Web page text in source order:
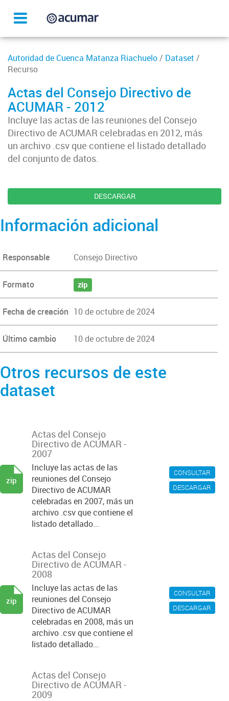
Autoridad de Cuenca Matanza Riachuelo/ Dataset /
Recurso
Actas del Consejo Directivo de
ACUMAR - 2012
Incluye las actas de las reuniones del Consejo
Directivo de ACUMAR celebradas en 2012, más
un archivo .csv que contiene el listado detallado
del conjunto de datos.
DESCARGAR
Información adicional
Responsable Consejo Directivo
Formato zip
Fecha de creación 10 de octubre de 2024
Último cambio 10 de octubre de 2024
Otros recursos de este
dataset
CONSULTAR
DESCARGAR
Actas del Consejo
Directivo de ACUMAR -
2007
Incluye las actas de las
reuniones del Consejo
Directivo de ACUMAR
celebradas en 2007, más un
archivo .csv que contiene el
listado detallado...
zip
CONSULTAR
DESCARGAR
Actas del Consejo
Directivo de ACUMAR -
2008
Incluye las actas de las
reuniones del Consejo
Directivo de ACUMAR
celebradas en 2008, más un
archivo .csv que contiene el
listado detallado...
zip
Actas del Consejo
Directivo de ACUMAR -
2009